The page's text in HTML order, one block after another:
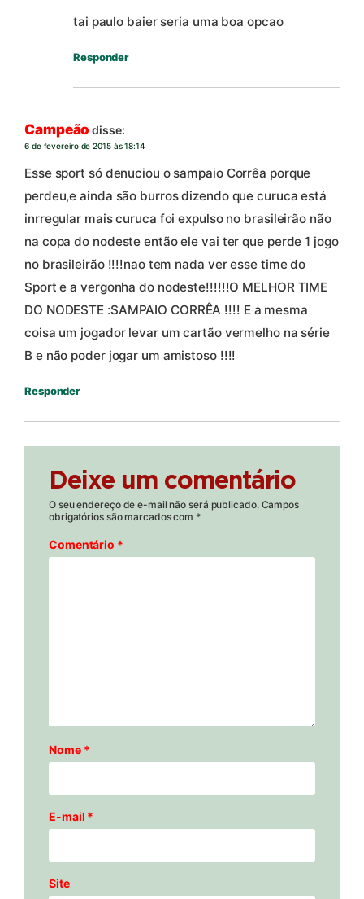
tai paulo baier seria uma boa opcao
Responder
Campeão disse:
6 de fevereiro de 2015 às 18:14
Esse sport só denuciou o sampaio Corrêa porque
perdeu,e ainda são burros dizendo que curuca está
inrregular mais curuca foi expulso no brasileirão não
na copa do nodeste então ele vai ter que perde 1 jogo
no brasileirão !!!!nao tem nada ver esse time do
Sport e a vergonha do nodeste!!!!!!O MELHOR TIME
DO NODESTE :SAMPAIO CORRÊA !!!! E a mesma
coisa um jogador levar um cartão vermelho na série
B e não poder jogar um amistoso !!!!
Responder
Deixe um comentário
O seu endereço de e-mail não será publicado. Campos
obrigatórios são marcados com *
Comentário *
Nome *
E-mail *
Site